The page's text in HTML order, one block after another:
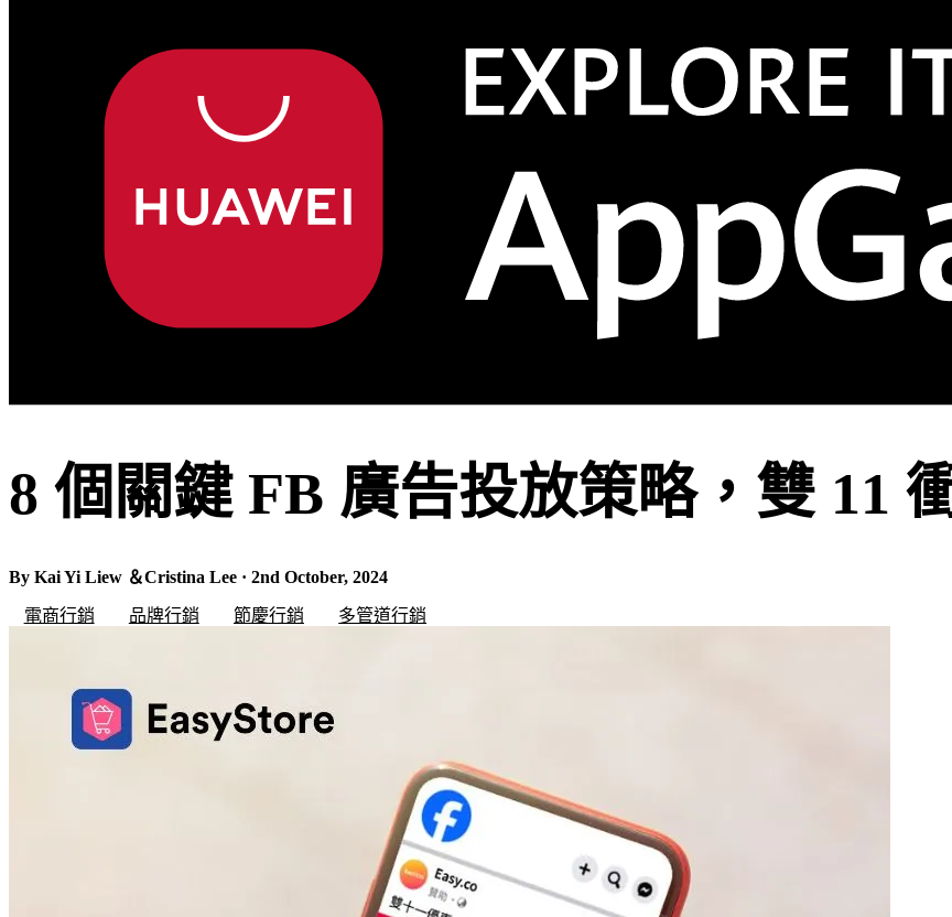
8 個關鍵 FB 廣告投放策略，雙 11
By Kai Yi Liew ＆Cristina Lee · 2nd October, 2024
電商行銷 品牌行銷 節慶行銷 多管道行銷